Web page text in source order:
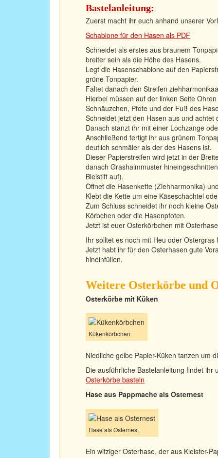
Bastelanleitung:
Zuerst macht ihr euch anhand unserer
Schablone für den Hasen als PDF
Schneidet als erstes aus braunem
breiter sein als die Höhe des Hasens.
Legt die Hasenschablone auf den
grüne Tonpapier.
Faltet danach den Streifen
Hierbei müssen auf der linken Seite
Schnäuzchen, Pfote und der Fuß des
Schneidet jetzt den Hasen aus und
Danach stanzt ihr mit einer Lochzange
Anschließend fertigt ihr aus grünem
deutlich schmäler als der des Hasens ist.
Dieser Papierstreifen wird jetzt in der
danach Grashalmmuster
Bleistift auf).
Öffnet die Hasenkette (Ziehharmonika)
Klebt die Kette um eine Käseschachtel
Zum Schluss schneidet ihr noch kleine
Körbchen oder die Hasenpfoten.
Jetzt ist euer Osterkörbchen mit
Ihr solltet es noch mit Heu oder Ostergras
Jetzt habt ihr für den Osterhasen gute
hineinfüllen.
Weitere Osterkörbe und
Osterkörbe mit Küken
Kükenkörbchen
Niedliche gelbe Papier-Küken tanzen um
Die ausführliche Bastelanleitung findet ihr
Osterkörbe basteln
Hase aus Pappmache als Osternest
Hase als Osternest
Ein witziger Osterhase, der aus Kleister-